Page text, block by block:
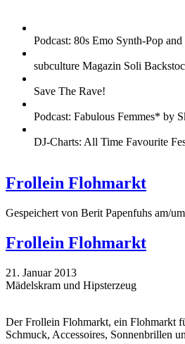
Podcast: 80s Emo Synth-Pop
subculture Magazin Soli
Save The Rave!
Podcast: Fabulous Femmes* by
DJ-Charts: All Time Favourite
Frollein Flohmarkt
Gespeichert von Berit Papenfuhs am/
Frollein Flohmarkt
21. Januar 2013
Mädelskram und Hipsterzeug
Der Frollein Flohmarkt, ein Flohmarkt
Schmuck, Accessoires, Sonnenbrillen